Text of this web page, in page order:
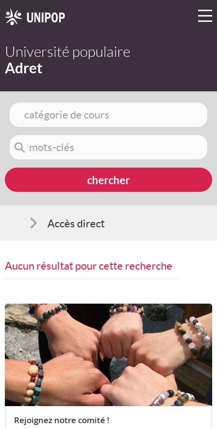
Université populaire
Adret
Accès direct
Suggestions
Programme en PDF
Aucun résultat pour cette recherche
Rejoignez notre comité !